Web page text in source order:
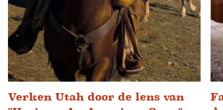
Verken Utah door de lens van